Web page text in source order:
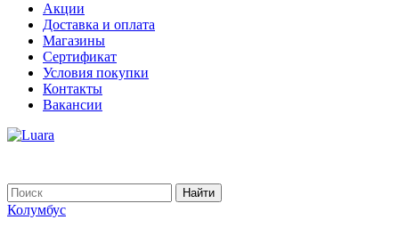
Акции
Доставка и оплата
Магазины
Сертификат
Условия покупки
Контакты
Вакансии
Колумбус